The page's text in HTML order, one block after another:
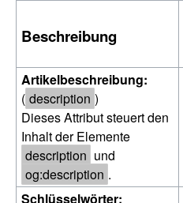
Beschreibung
Artikelbeschreibung:
( description )
Dieses Attribut steuert den
Inhalt der Elemente
description und
og:description .
Schlüsselwörter: